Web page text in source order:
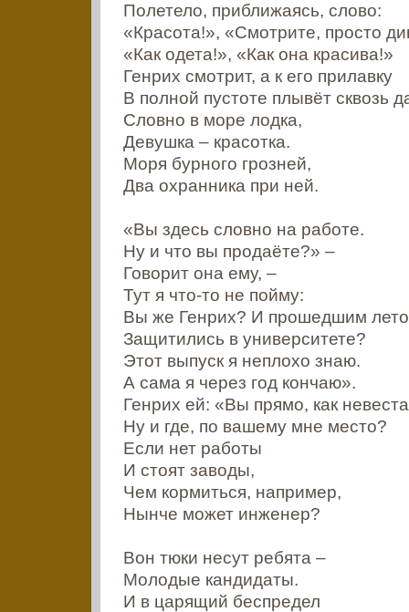
Полетело, приближаясь, слово:
«Красота!», «Смотрите, просто
«Как одета!», «Как она красива!»
Генрих смотрит, а к его прилавку
В полной пустоте плывёт сквозь
Словно в море лодка,
Девушка – красотка.
Моря бурного грозней,
Два охранника при ней.
«Вы здесь словно на работе.
Ну и что вы продаёте?» –
Говорит она ему, –
Тут я что-то не пойму:
Вы же Генрих? И прошедшим
Защитились в университете?
Этот выпуск я неплохо знаю.
А сама я через год кончаю».
Генрих ей: «Вы прямо, как
Ну и где, по вашему мне место?
Если нет работы
И стоят заводы,
Чем кормиться, например,
Нынче может инженер?
Вон тюки несут ребята –
Молодые кандидаты.
И в царящий беспредел